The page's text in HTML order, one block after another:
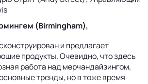
(Birmingham),
и предлагает
продукты. Очевидно, что здесь
работа над мерчандайзингом,
тренды, но в тоже время